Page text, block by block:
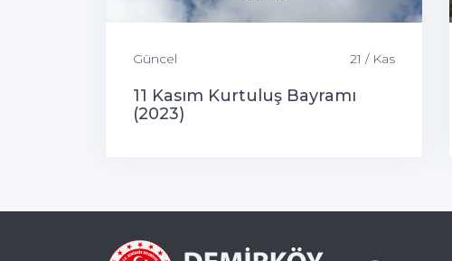
Güncel 21 / Kas
11 Kasım Kurtuluş Bayramı
(2023)